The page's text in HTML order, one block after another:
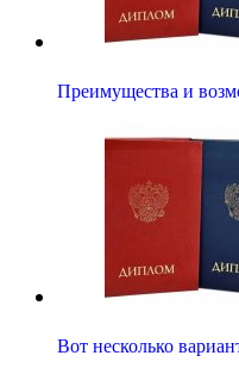
Преимущества и
Вот несколько